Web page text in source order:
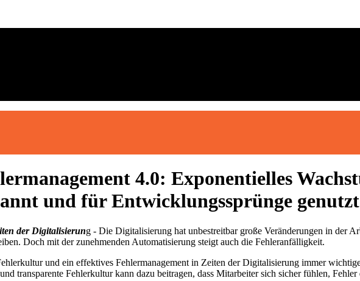
4.0: Exponentielles
und für Entwicklungssprünge
der Digitalisierung - Die Digitalisierung hat unbestreitbar große Veränderungen in der
Doch mit der zunehmenden Automatisierung steigt auch die Fehleranfälligkeit.
und ein effektives Fehlermanagement in Zeiten der Digitalisierung immer
transparente Fehlerkultur kann dazu beitragen, dass Mitarbeiter sich sicher fühlen,